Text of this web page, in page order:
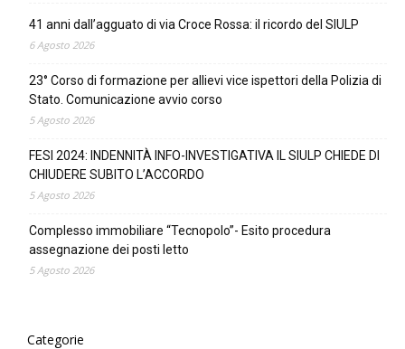
41 anni dall’agguato di via Croce Rossa: il ricordo del SIULP
6 Agosto 2026
23° Corso di formazione per allievi vice ispettori della Polizia di
Stato. Comunicazione avvio corso
5 Agosto 2026
FESI 2024: INDENNITÀ INFO-INVESTIGATIVA IL SIULP CHIEDE DI
CHIUDERE SUBITO L’ACCORDO
5 Agosto 2026
Complesso immobiliare “Tecnopolo”- Esito procedura
assegnazione dei posti letto
5 Agosto 2026
Categorie